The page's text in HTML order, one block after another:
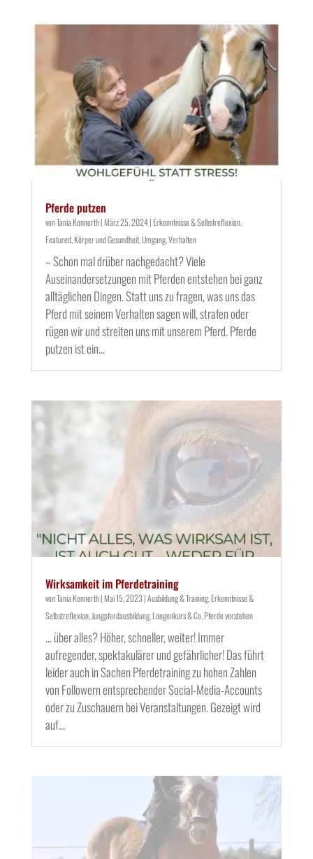
Pferde putzen
vonTania Konnerth|März 25, 2024|Erkenntnisse & Selbstreflexion,
Featured,Körper und Gesundheit,Umgang,Verhalten
– Schon mal drüber nachgedacht? Viele
Auseinandersetzungen mit Pferden entstehen bei ganz
alltäglichen Dingen. Statt uns zu fragen, was uns das
Pferd mit seinem Verhalten sagen will, strafen oder
rügen wir und streiten uns mit unserem Pferd. Pferde
putzen ist ein...
Wirksamkeit im Pferdetraining
vonTania Konnerth|Mai 15, 2023 |Ausbildung & Training,Erkenntnisse &
Selbstreflexion,Jungpferdausbildung,Longenkurs & Co,Pferde verstehen
... über alles? Höher, schneller, weiter! Immer
aufregender, spektakulärer und gefährlicher! Das führt
leider auch in Sachen Pferdetraining zu hohen Zahlen
von Followern entsprechender Social-Media-Accounts
oder zu Zuschauern bei Veranstaltungen. Gezeigt wird
auf...